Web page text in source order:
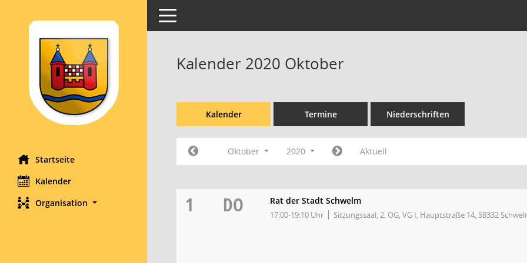
Startseite
Kalender
Organisation
Toggle navigation
Kalender 2020 Oktober
Kalender Termine Niederschriften
Oktober 2020 Aktuell
1 DO Rat der Stadt Schwelm
17:00-19:10 Uhr Sitzungssaal, 2. OG, VG I, Hauptstraße 14, 58332